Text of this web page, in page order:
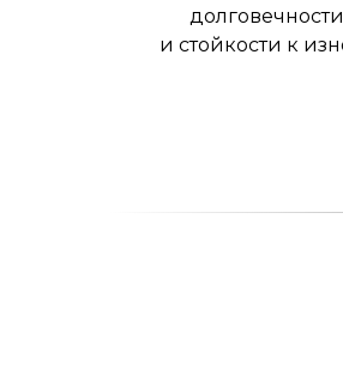
долговечности
и стойкости к